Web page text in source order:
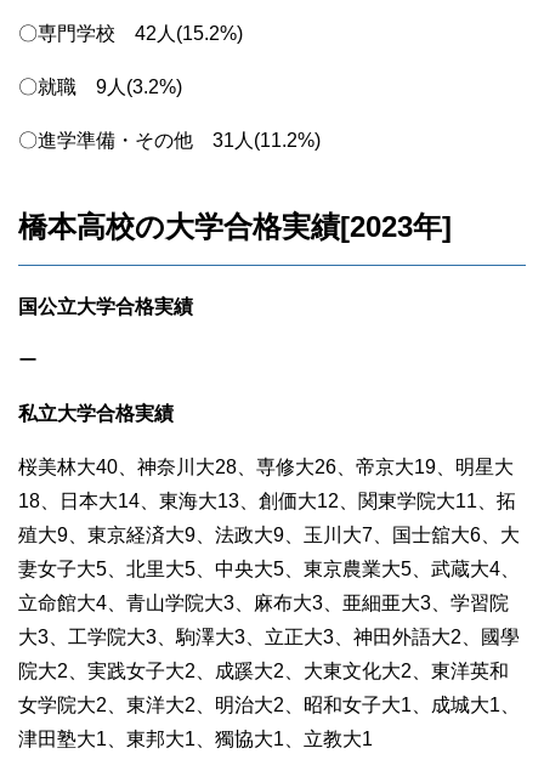
〇専門学校 42人(15.2%)
〇就職 9人(3.2%)
〇進学準備・その他 31人(11.2%)
橋本高校の大学合格実績[2023年]
国公立大学合格実績
ー
私立大学合格実績
桜美林大40、神奈川大28、専修大26、帝京大19、明星大
18、日本大14、東海大13、創価大12、関東学院大11、拓
殖大9、東京経済大9、法政大9、玉川大7、国士舘大6、大
妻女子大5、北里大5、中央大5、東京農業大5、武蔵大4、
立命館大4、青山学院大3、麻布大3、亜細亜大3、学習院
大3、工学院大3、駒澤大3、立正大3、神田外語大2、國學
院大2、実践女子大2、成蹊大2、大東文化大2、東洋英和
女学院大2、東洋大2、明治大2、昭和女子大1、成城大1、
津田塾大1、東邦大1、獨協大1、立教大1